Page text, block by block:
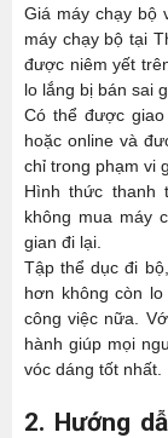
Giá máy chạy bộ
máy chạy bộ tại
được niêm yết
lo lắng bị bán sai
Có thể được
hoặc online và
chỉ trong phạm vi
Hình thức thanh
không mua máy
gian đi lại.
Tập thể dục đi
hơn không còn
công việc nữa.
hành giúp mọi
vóc dáng tốt nhất.
2. Hướng